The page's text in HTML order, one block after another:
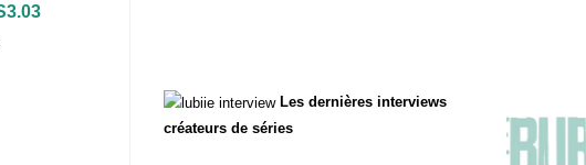
Les dernières interviews
créateurs de séries